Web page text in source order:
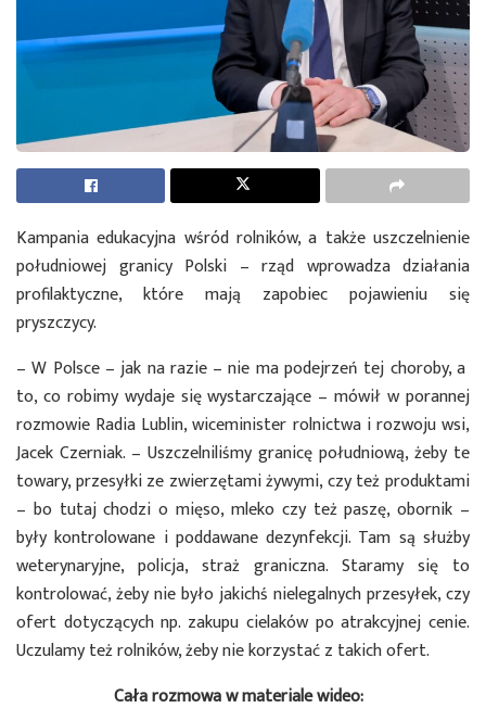
Kampania edukacyjna wśród rolników, a także uszczelnienie
południowej granicy Polski – rząd wprowadza działania
profilaktyczne, które mają zapobiec pojawieniu się
pryszczycy.
– W Polsce – jak na razie – nie ma podejrzeń tej choroby, a
to, co robimy wydaje się wystarczające – mówił w porannej
rozmowie Radia Lublin, wiceminister rolnictwa i rozwoju wsi,
Jacek Czerniak. – Uszczelniliśmy granicę południową, żeby te
towary, przesyłki ze zwierzętami żywymi, czy też produktami
– bo tutaj chodzi o mięso, mleko czy też paszę, obornik –
były kontrolowane i poddawane dezynfekcji. Tam są służby
weterynaryjne, policja, straż graniczna. Staramy się to
kontrolować, żeby nie było jakichś nielegalnych przesyłek, czy
ofert dotyczących np. zakupu cielaków po atrakcyjnej cenie.
Uczulamy też rolników, żeby nie korzystać z takich ofert.
Cała rozmowa w materiale wideo: